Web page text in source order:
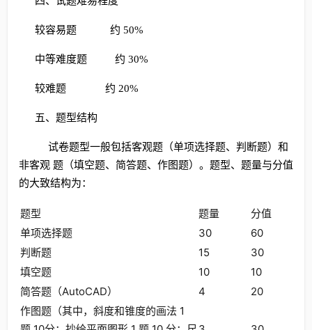
较容易题 约 50%
中等难度题 约 30%
较难题 约 20%
五、题型结构
试卷题型一般包括客观题（单项选择题、判断题）和
非客观 题（填空题、简答题、作图题）。题型、题量与分值
的大致结构为：
题型 题量
分值
单项选择题
30
60
判断题
15
30
填空题
10
10
简答题（AutoCAD）
4
20
作图题（其中，斜度和锥度的画法 1